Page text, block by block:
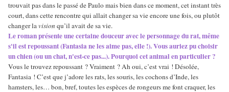
trouvait pas dans le passé de Paulo mais bien dans ce moment, cet instant très
court, dans cette rencontre qui allait changer sa vie encore une fois, ou plutôt
changer lavision qu’il avait de sa vie.
Le roman présente une certaine douceur avec le personnage du rat, même
s'il est repoussant (Fantasia ne les aime pas, elle !). Vous auriez pu choisir
un chien (ou un chat, n'est-ce pas...). Pourquoi cet animal en particulier ?
Vous le trouvez repoussant ? Vraiment ? Ah oui, c’est vrai ! Désolée,
Fantasia ! C’est que j’adore les rats, les souris, les cochons d’Inde, les
hamsters, les… bon, bref, toutes les espèces de rongeurs me font craquer, les